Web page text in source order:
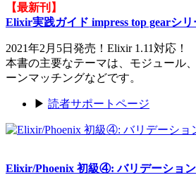
【最新刊】
Elixir実践ガイド impress top gearシリ
2021年2月5日発売！Elixir 1.11対応！
本書の主要なテーマは、モジュール
ーンマッチングなどです。
▶ 読者サポートページ
Elixir/Phoenix 初級④: バリデーション